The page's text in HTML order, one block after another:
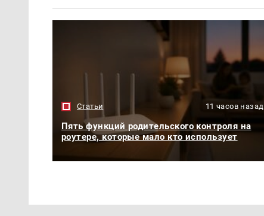
Статьи 11 часов назад
Пять функций родительского контроля на
роутере, которые мало кто использует